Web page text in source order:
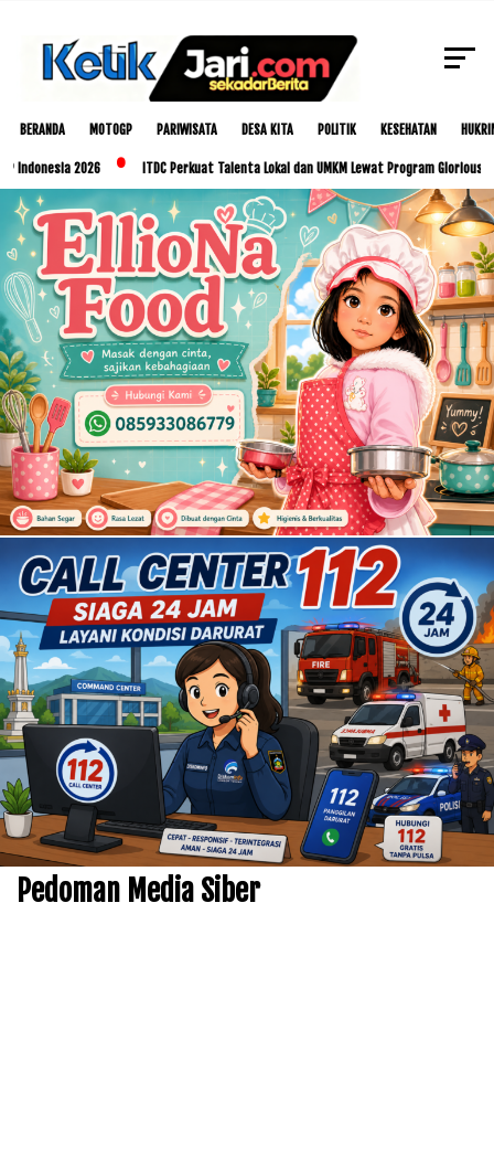
BERANDA MOTOGP PARIWISATA DESA KITA POLITIK KESEHATAN
2026 ITDC Perkuat Talenta Lokal dan UMKM Lewat Program Glorious Golo Mori
Pedoman Media Siber